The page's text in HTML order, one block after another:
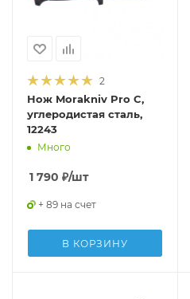
2
Нож Morakniv Pro C,
углеродистая сталь,
12243
Много
1 790 ₽/шт
+ 89 на счет
В КОРЗИНУ